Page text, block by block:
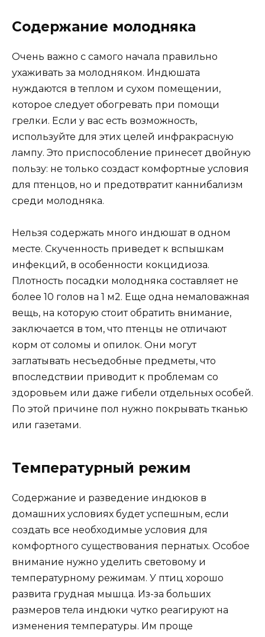
Содержание молодняка
Очень важно с самого начала правильно
ухаживать за молодняком. Индюшата
нуждаются в теплом и сухом помещении,
которое следует обогревать при помощи
грелки. Если у вас есть возможность,
используйте для этих целей инфракрасную
лампу. Это приспособление принесет двойную
пользу: не только создаст комфортные условия
для птенцов, но и предотвратит каннибализм
среди молодняка.
Нельзя содержать много индюшат в одном
месте. Скученность приведет к вспышкам
инфекций, в особенности кокцидиоза.
Плотность посадки молодняка составляет не
более 10 голов на 1 м2. Еще одна немаловажная
вещь, на которую стоит обратить внимание,
заключается в том, что птенцы не отличают
корм от соломы и опилок. Они могут
заглатывать несъедобные предметы, что
впоследствии приводит к проблемам со
здоровьем или даже гибели отдельных особей.
По этой причине пол нужно покрывать тканью
или газетами.
Температурный режим
Содержание и разведение индюков в
домашних условиях будет успешным, если
создать все необходимые условия для
комфортного существования пернатых. Особое
внимание нужно уделить световому и
температурному режимам. У птиц хорошо
развита грудная мышца. Из-за больших
размеров тела индюки чутко реагируют на
изменения температуры. Им проще